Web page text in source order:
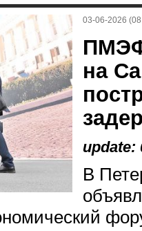
03-06-2026
ПМЭФ
на
update:
В